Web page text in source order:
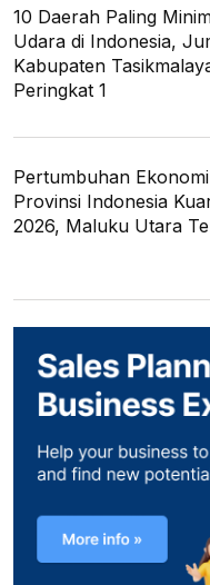
10 Daerah Paling
Udara di Indonesia,
Kabupaten
Peringkat 1
Pertumbuhan
Provinsi Indonesia
2026, Maluku Utara